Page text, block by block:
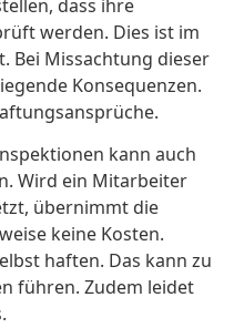
dass ihre
werden. Dies ist im
Bei Missachtung dieser
Konsequenzen.
kann auch
Wird ein Mitarbeiter
übernimmt die
keine Kosten.
haften. Das kann zu
führen. Zudem leidet